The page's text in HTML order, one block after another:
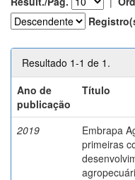
Resultado 1-1 de 1.
Ano de
publicação
Título
2019
Embrapa
primeiras